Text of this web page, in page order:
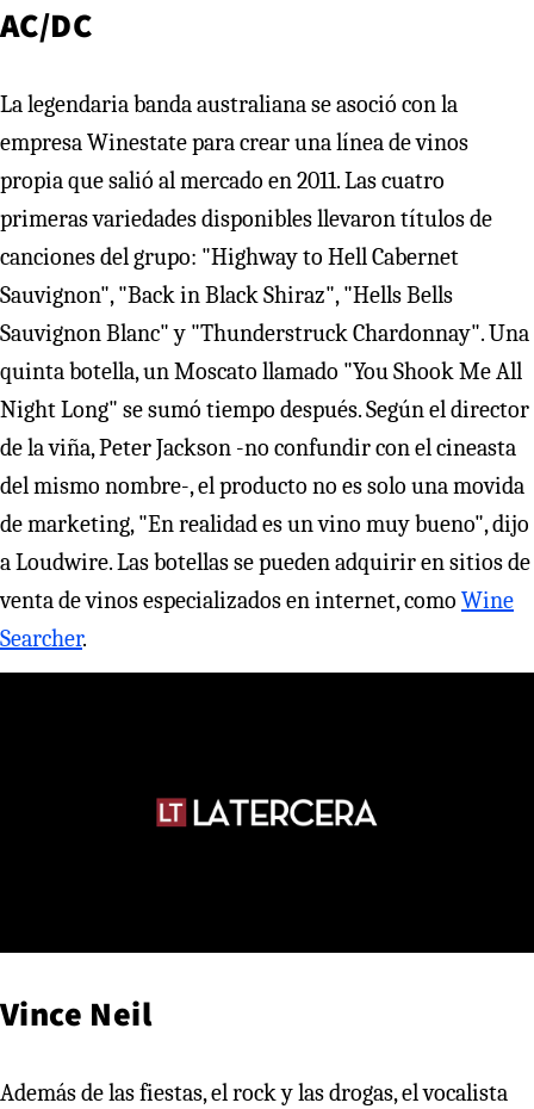
AC/DC
La legendaria banda australiana se asoció con la
empresa Winestate para crear una línea de vinos
propia que salió al mercado en 2011. Las cuatro
primeras variedades disponibles llevaron títulos de
canciones del grupo: "Highway to Hell Cabernet
Sauvignon", "Back in Black Shiraz", "Hells Bells
Sauvignon Blanc" y "Thunderstruck Chardonnay". Una
quinta botella, un Moscato llamado "You Shook Me All
Night Long" se sumó tiempo después. Según el director
de la viña, Peter Jackson -no confundir con el cineasta
del mismo nombre-, el producto no es solo una movida
de marketing, "En realidad es un vino muy bueno", dijo
a Loudwire. Las botellas se pueden adquirir en sitios de
venta de vinos especializados en internet, como Wine
Searcher.
Vince Neil
Además de las fiestas, el rock y las drogas, el vocalista